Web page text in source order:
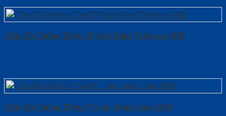
Cửa Gỗ Chống Cháy 2P Sơn Xám Trắng-a-SGD
Cửa Gỗ Chống Cháy P1 cho khach san-SGD